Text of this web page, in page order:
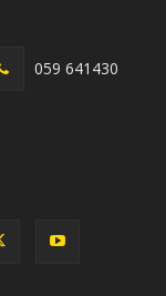
059 641430